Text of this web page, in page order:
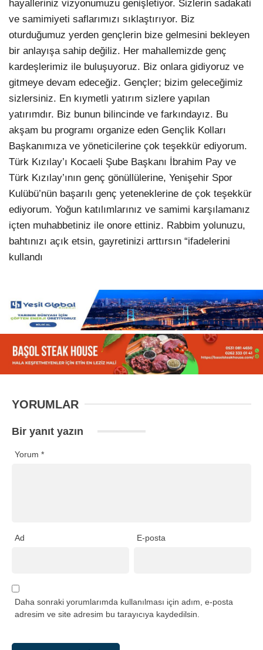
hayalleriniz vizyonumuzu genişletiyor. Sizlerin sadakati
ve samimiyeti saflarımızı sıklaştırıyor. Biz
oturduğumuz yerden gençlerin bize gelmesini bekleyen
bir anlayışa sahip değiliz. Her mahallemizde genç
kardeşlerimiz ile buluşuyoruz. Biz onlara gidiyoruz ve
gitmeye devam edeceğiz. Gençler; bizim geleceğimiz
sizlersiniz. En kıymetli yatırım sizlere yapılan
yatırımdır. Biz bunun bilincinde ve farkındayız. Bu
akşam bu programı organize eden Gençlik Kolları
Başkanımıza ve yöneticilerine çok teşekkür ediyorum.
Türk Kızılay’ı Kocaeli Şube Başkanı İbrahim Pay ve
Türk Kızılay’ının genç gönüllülerine, Yenişehir Spor
Kulübü’nün başarılı genç yeteneklerine de çok teşekkür
ediyorum. Yoğun katılımlarınız ve samimi karşılamanız
içten muhabbetiniz ile onore ettiniz. Rabbim yolunuzu,
bahtınızı açık etsin, gayretinizi arttırsın “ifadelerini
kullandı
YORUMLAR
Bir yanıt yazın
Yorum *
Ad E-posta
Daha sonraki yorumlarımda kullanılması için adım, e-posta
adresim ve site adresim bu tarayıcıya kaydedilsin.